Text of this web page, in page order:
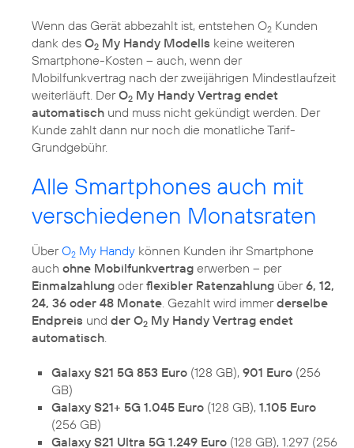
Wenn das Gerät abbezahlt ist, entstehen O2 Kunden
dank des O2 My Handy Modells keine weiteren
Smartphone-Kosten – auch, wenn der
Mobilfunkvertrag nach der zweijährigen Mindestlaufzeit
weiterläuft. DerO2 My Handy Vertrag endet
automatisch und muss nicht gekündigt werden. Der
Kunde zahlt dann nur noch die monatliche Tarif-
Grundgebühr.
Alle Smartphones auch mit
verschiedenen Monatsraten
ÜberO2 My Handy können Kunden ihr Smartphone
auch ohne Mobilfunkvertrag erwerben – per
Einmalzahlung oderflexibler Ratenzahlung über6, 12,
24, 36 oder 48 Monate. Gezahlt wird immerderselbe
Endpreis und der O2 My Handy Vertrag endet
automatisch.
Galaxy S21 5G 853 Euro (128 GB), 901 Euro (256
GB)
Galaxy S21+ 5G 1.045 Euro (128 GB), 1.105 Euro
(256 GB)
Galaxy S21 Ultra 5G 1.249 Euro (128 GB), 1.297 (256